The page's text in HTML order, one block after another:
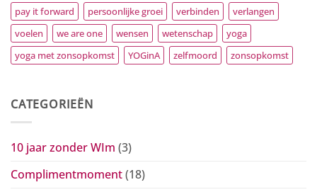
pay it forward
persoonlijke groei verbinden
verlangen
voelen
we are one wensen wetenschap
yoga
yoga met zonsopkomst
YOGinA zelfmoord zonsopkomst
CATEGORIEËN
10 jaar zonder WIm (3)
Complimentmoment(18)